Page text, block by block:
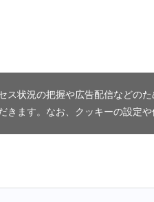
ス状況の把握や広告配信などの
きます。なお、クッキーの設定